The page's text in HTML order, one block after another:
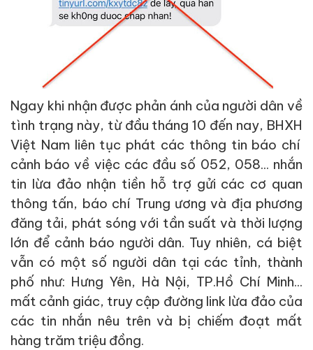
Ngay khi nhận được phản ánh của người dân về
tình trạng này, từ đầu tháng 10 đến nay, BHXH
Việt Nam liên tục phát các thông tin báo chí
cảnh báo về việc các đầu số 052, 058... nhắn
tin lừa đảo nhận tiền hỗ trợ gửi các cơ quan
thông tấn, báo chí Trung ương và địa phương
đăng tải, phát sóng với tần suất và thời lượng
lớn để cảnh báo người dân. Tuy nhiên, cá biệt
vẫn có một số người dân tại các tỉnh, thành
phố như: Hưng Yên, Hà Nội, TP.Hồ Chí Minh...
mất cảnh giác, truy cập đường link lừa đảo của
các tin nhắn nêu trênvà bị chiếm đoạt mất
hàng trăm triệu đồng.